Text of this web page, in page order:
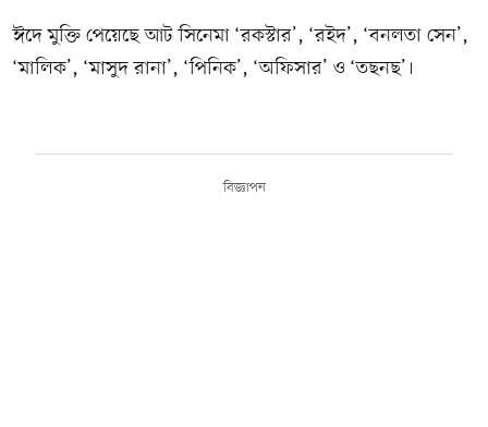
ঈদে মুক্তি পেয়েছে আট সিনেমা ‘রকস্টার’, ‘রইদ’, ‘বনলতা সেন’,
‘মালিক’, ‘মাসুদ রানা’, ‘পিনিক’, ‘অফিসার’ ও ‘তছনছ’।
বিজ্ঞাপন